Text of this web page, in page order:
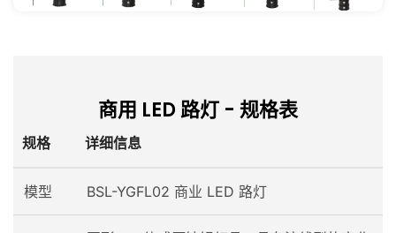
商用 LED 路灯 - 规格表
规格 详细信息
模型 BSL-YGFL02 商业 LED 路灯